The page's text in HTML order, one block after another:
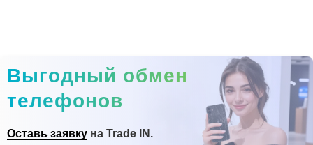
Выгодный обмен
телефонов
Оставь заявку на Trade IN.